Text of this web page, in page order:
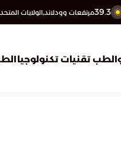
39.3مرتفعات وودلاند,الولايات
تقنيات تكنولوجيا